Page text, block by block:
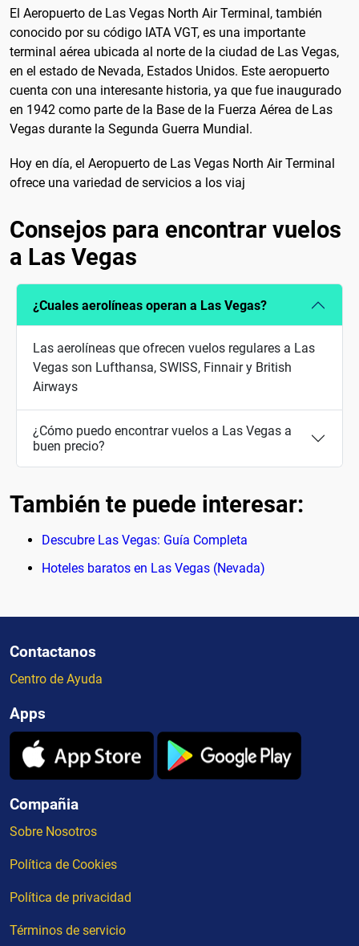
El Aeropuerto de Las Vegas North Air Terminal, también
conocido por su código IATA VGT, es una importante
terminal aérea ubicada al norte de la ciudad de Las Vegas,
en el estado de Nevada, Estados Unidos. Este aeropuerto
cuenta con una interesante historia, ya que fue inaugurado
en 1942 como parte de la Base de la Fuerza Aérea de Las
Vegas durante la Segunda Guerra Mundial.
Hoy en día, el Aeropuerto de Las Vegas North Air Terminal
ofrece una variedad de servicios a los viaj
Consejos para encontrar vuelos
a Las Vegas
¿Cuales aerolíneas operan a Las Vegas?
Las aerolíneas que ofrecen vuelos regulares a Las
Vegas son Lufthansa, SWISS, Finnair y British
Airways
¿Cómo puedo encontrar vuelos a Las Vegas a
buen precio?
También te puede interesar:
Descubre Las Vegas: Guía Completa
Hoteles baratos en Las Vegas (Nevada)
Contactanos
Centro de Ayuda
Apps
Compañia
Sobre Nosotros
Política de Cookies
Política de privacidad
Términos de servicio